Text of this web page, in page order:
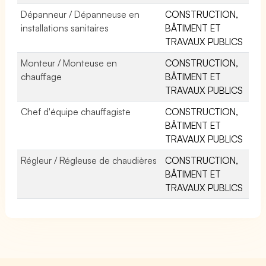
Dépanneur / Dépanneuse en
installations sanitaires
CONSTRUCTION,
BÂTIMENT ET
TRAVAUX PUBLICS
Monteur / Monteuse en
chauffage
CONSTRUCTION,
BÂTIMENT ET
TRAVAUX PUBLICS
Chef d'équipe chauffagiste
CONSTRUCTION,
BÂTIMENT ET
TRAVAUX PUBLICS
Régleur / Régleuse de chaudières
CONSTRUCTION,
BÂTIMENT ET
TRAVAUX PUBLICS